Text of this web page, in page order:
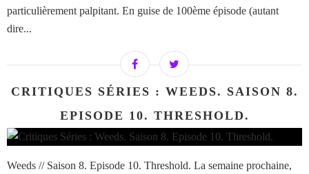
particulièrement palpitant. En guise de 100ème épisode (autant
dire...
CRITIQUES SÉRIES : WEEDS. SAISON 8.
EPISODE 10. THRESHOLD.
Weeds // Saison 8. Episode 10. Threshold. La semaine prochaine,